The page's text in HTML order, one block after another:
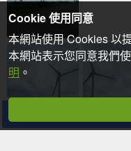
Cookie 使用同意
本網站使用 Cookies 以
本網站表示您同意我們
明 。